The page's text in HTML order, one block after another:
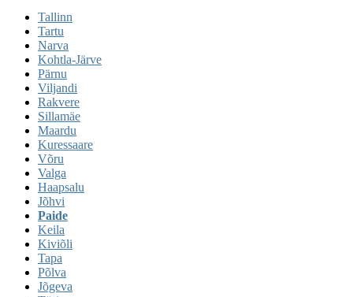
Tallinn
Tartu
Narva
Kohtla-Järve
Pärnu
Viljandi
Rakvere
Sillamäe
Maardu
Kuressaare
Võru
Valga
Haapsalu
Jõhvi
Paide
Keila
Kiviõli
Tapa
Põlva
Jõgeva